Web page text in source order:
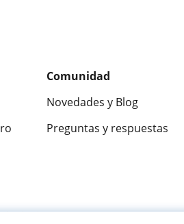
Comunidad
Novedades y Blog
Preguntas y respuestas